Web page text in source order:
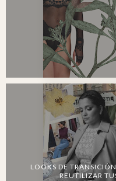
LOOKS DE
REUTILIZAR